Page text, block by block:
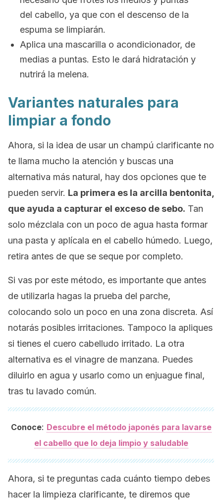
del cabello, ya que con el descenso de la
espuma se limpiarán.
Aplica una mascarilla o acondicionador, de
medias a puntas. Esto le dará hidratación y
nutrirá la melena.
Variantes naturales para
limpiar a fondo
Ahora, si la idea de usar un champú clarificante no
te llama mucho la atención y buscas una
alternativa más natural, hay dos opciones que te
pueden servir. La primera es la arcilla bentonita,
que ayuda a capturar el exceso de sebo. Tan
solo mézclala con un poco de agua hasta formar
una pasta y aplícala en el cabello húmedo. Luego,
retira antes de que se seque por completo.
Si vas por este método, es importante que antes
de utilizarla hagas la prueba del parche,
colocando solo un poco en una zona discreta. Así
notarás posibles irritaciones. Tampoco la apliques
si tienes el cuero cabelludo irritado. La otra
alternativa es el vinagre de manzana. Puedes
diluirlo en agua y usarlo como un enjuague final,
tras tu lavado común.
Conoce: Descubre el método japonés para lavarse
el cabello que lo deja limpio y saludable
Ahora, si te preguntas cada cuánto tiempo debes
hacer la limpieza clarificante, te diremos que